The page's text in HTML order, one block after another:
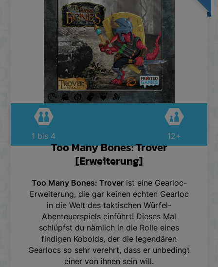
Too Many Bones: Trover
[Erweiterung]
Too Many Bones: Troverist eine Gearloc-
Erweiterung, die gar keinen echten Gearloc
in die Welt des taktischen Würfel-
Abenteuerspiels einführt! Dieses Mal
schlüpfst du nämlich in die Rolle eines
findigen Kobolds, der die legendären
Gearlocs so sehr verehrt, dass er unbedingt
einer von ihnen sein will.
1 bis 4 12+